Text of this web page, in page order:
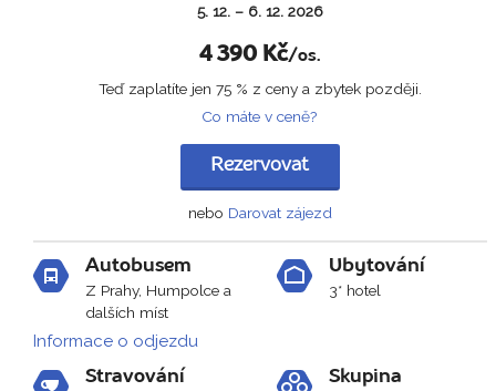
5. 12. – 6. 12. 2026
4 390 Kč/os.
Teď zaplatíte jen 75 % z ceny a zbytek později.
Co máte v ceně?
Rezervovat
nebo Darovat zájezd
Autobusem
Z Prahy, Humpolce a
dalších míst
Informace o odjezdu
Ubytování
3* hotel
Stravování Skupina